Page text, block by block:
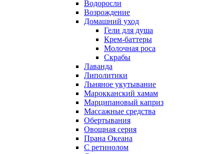
Водоросли
Возрождение
Домашний уход
Гели для душа
Крем-баттеры
Молочная роса
Скрабы
Лаванда
Липолитики
Льняное укутывание
Марокканский хамам
Марципановый каприз
Массажные средства
Обертывания
Овощная серия
Прана Океана
С ретинолом